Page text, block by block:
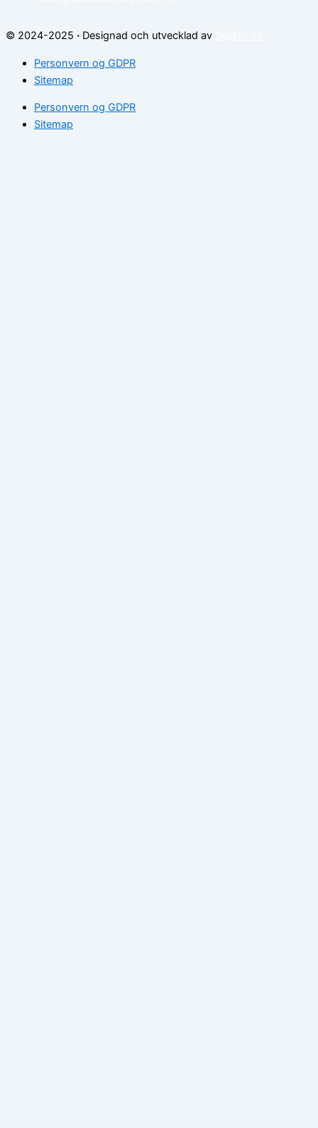
© 2024-2025 · Designad och utvecklad av
Personvern og GDPR
Sitemap
Personvern og GDPR
Sitemap